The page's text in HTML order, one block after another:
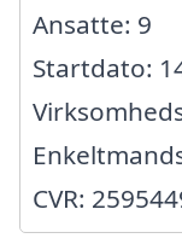
Ansatte: 9
Startdato:
CVR: